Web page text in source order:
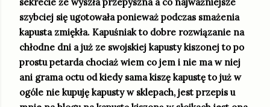
szybciej się ugotowała ponieważ podczas smażenia
kapusta zmiękła. Kapuśniak to dobre rozwiązanie na
chłodne dni a już ze swojskiej kapusty kiszonej to po
prostu petarda chociaż wiem co jem i nie ma w niej
ani grama octu od kiedy sama kiszę kapustę to już w
ogóle nie kupuję kapusty w sklepach, jest przepis u